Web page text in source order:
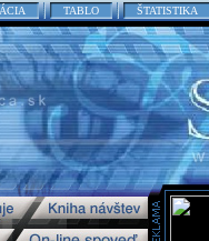
TABLO ŠTATISTIKA